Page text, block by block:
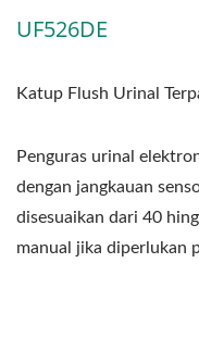
UF526DE
Katup Flush Urinal
Penguras urinal
dengan jangkauan
disesuaikan dari 40
manual jika diperlukan